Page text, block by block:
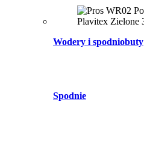
Wodery i spodniobuty
Spodnie